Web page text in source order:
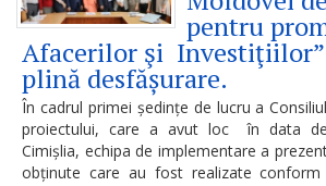
Regulamente
Consilierii
raionali
pentru
Afacerilor şi
plină desfășurare.
În cadrul primei ședințe de lucru a
proiectului, care a avut loc în data
Cimișlia, echipa de implementare a
obținute care au fost realizate conform